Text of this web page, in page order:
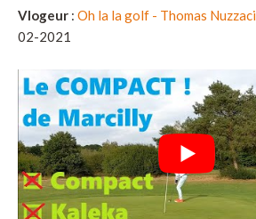
Vlogeur : Oh la la golf - Thomas Nuzzaci
02-2021